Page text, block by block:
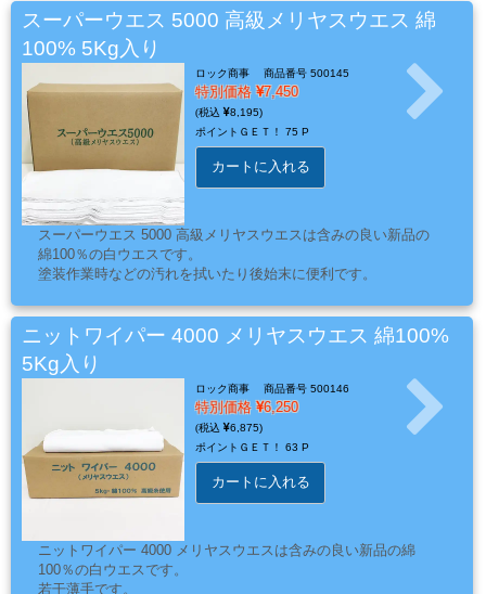
カ
ッ
テ
ィ
ン
グ
シ
ト・
ィ
ド
ィ
ル
ム
スーパーウエス 5000 高級メリヤスウエス 綿
100% 5Kg入り
ロック商事 商品番号 500145
特別価格 7,450
8,195
ポイントＧＥＴ！ 75 P
カートに入れる
スーパーウエス 5000 高級メリヤスウエスは含みの良い新品の
綿100％の白ウエスです。
塗装作業時などの汚れを拭いたり後始末に便利です。
ニットワイパー 4000 メリヤスウエス 綿100%
5Kg入り
ロック商事 商品番号 500146
特別価格 6,250
6,875
ポイントＧＥＴ！ 63 P
カートに入れる
ニットワイパー 4000 メリヤスウエスは含みの良い新品の綿
100％の白ウエスです。
若干薄手です。